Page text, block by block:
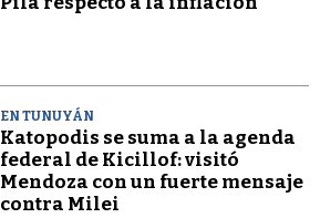
EN TUNUYÁN
Katopodis se suma a la agenda
federal de Kicillof: visitó
Mendoza con un fuerte mensaje
contra Milei